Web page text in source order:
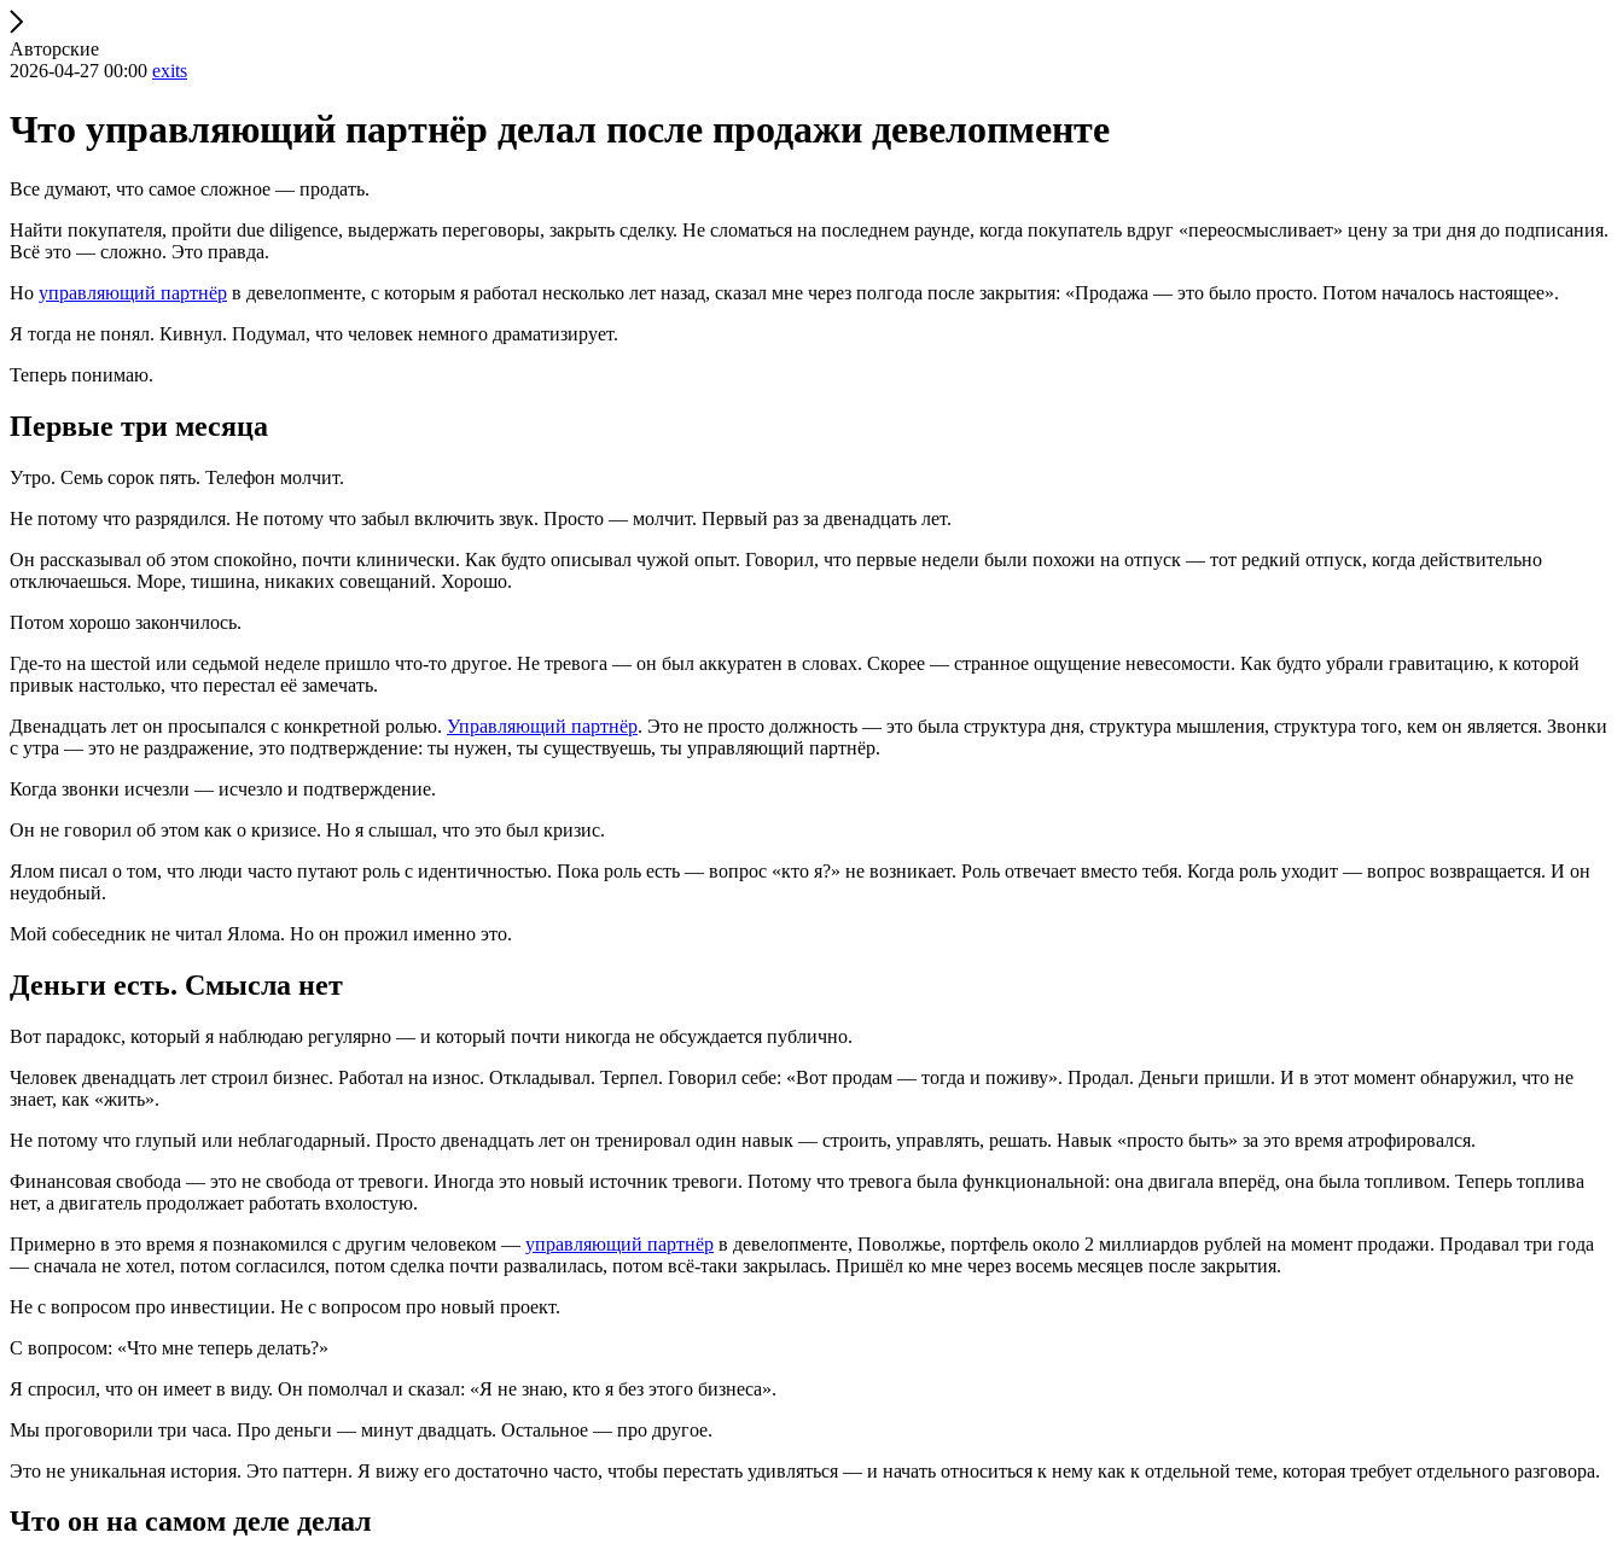
Авторские
2026-04-27 00:00 exits
Что управляющий партнёр делал после продажи девелопменте
Все думают, что самое сложное — продать.
Найти покупателя, пройти due diligence, выдержать переговоры, закрыть сделку. Не сломаться на последнем раунде, когда покупатель вдруг «переосмысливает» цену за три дня до подписания.
Всё это — сложно. Это правда.
Но управляющий партнёр в девелопменте, с которым я работал несколько лет назад, сказал мне через полгода после закрытия: «Продажа — это было просто. Потом началось настоящее».
Я тогда не понял. Кивнул. Подумал, что человек немного драматизирует.
Теперь понимаю.
Первые три месяца
Утро. Семь сорок пять. Телефон молчит.
Не потому что разрядился. Не потому что забыл включить звук. Просто — молчит. Первый раз за двенадцать лет.
Он рассказывал об этом спокойно, почти клинически. Как будто описывал чужой опыт. Говорил, что первые недели были похожи на отпуск — тот редкий отпуск, когда действительно
отключаешься. Море, тишина, никаких совещаний. Хорошо.
Потом хорошо закончилось.
Где-то на шестой или седьмой неделе пришло что-то другое. Не тревога — он был аккуратен в словах. Скорее — странное ощущение невесомости. Как будто убрали гравитацию, к которой
привык настолько, что перестал её замечать.
Двенадцать лет он просыпался с конкретной ролью. Управляющий партнёр. Это не просто должность — это была структура дня, структура мышления, структура того, кем он является. Звонки
с утра — это не раздражение, это подтверждение: ты нужен, ты существуешь, ты управляющий партнёр.
Когда звонки исчезли — исчезло и подтверждение.
Он не говорил об этом как о кризисе. Но я слышал, что это был кризис.
Ялом писал о том, что люди часто путают роль с идентичностью. Пока роль есть — вопрос «кто я?» не возникает. Роль отвечает вместо тебя. Когда роль уходит — вопрос возвращается. И он
неудобный.
Мой собеседник не читал Ялома. Но он прожил именно это.
Деньги есть. Смысла нет
Вот парадокс, который я наблюдаю регулярно — и который почти никогда не обсуждается публично.
Человек двенадцать лет строил бизнес. Работал на износ. Откладывал. Терпел. Говорил себе: «Вот продам — тогда и поживу». Продал. Деньги пришли. И в этот момент обнаружил, что не
знает, как «жить».
Не потому что глупый или неблагодарный. Просто двенадцать лет он тренировал один навык — строить, управлять, решать. Навык «просто быть» за это время атрофировался.
Финансовая свобода — это не свобода от тревоги. Иногда это новый источник тревоги. Потому что тревога была функциональной: она двигала вперёд, она была топливом. Теперь топлива
нет, а двигатель продолжает работать вхолостую.
Примерно в это время я познакомился с другим человеком — управляющий партнёр в девелопменте, Поволжье, портфель около 2 миллиардов рублей на момент продажи. Продавал три года
— сначала не хотел, потом согласился, потом сделка почти развалилась, потом всё-таки закрылась. Пришёл ко мне через восемь месяцев после закрытия.
Не с вопросом про инвестиции. Не с вопросом про новый проект.
С вопросом: «Что мне теперь делать?»
Я спросил, что он имеет в виду. Он помолчал и сказал: «Я не знаю, кто я без этого бизнеса».
Мы проговорили три часа. Про деньги — минут двадцать. Остальное — про другое.
Это не уникальная история. Это паттерн. Я вижу его достаточно часто, чтобы перестать удивляться — и начать относиться к нему как к отдельной теме, которая требует отдельного разговора.
Что он на самом деле делал